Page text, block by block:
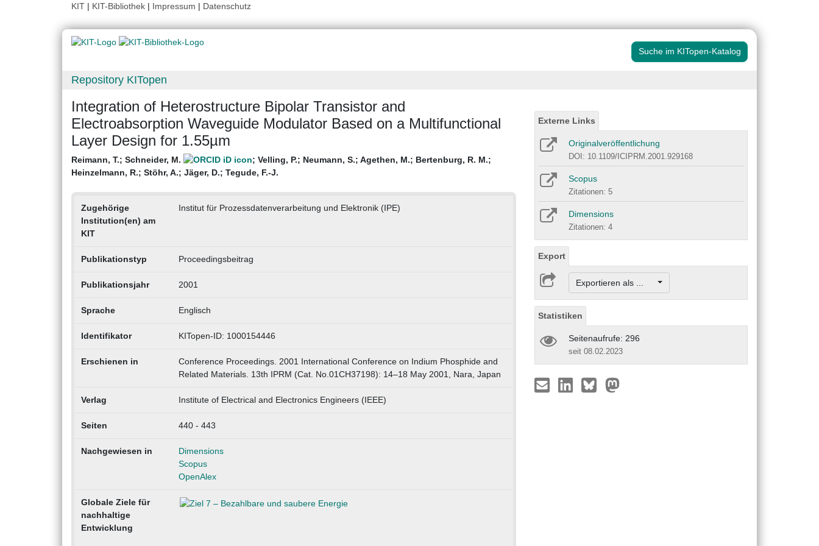
KIT | KIT-Bibliothek | Impressum | Datenschutz
Suche im KITopen-Katalog
Repository KITopen
Integration of Heterostructure Bipolar Transistor and
Electroabsorption Waveguide Modulator Based on a Multifunctional
Layer Design for 1.55µm
Reimann, T.; Schneider, M. ; Velling, P.; Neumann, S.; Agethen, M.; Bertenburg, R. M.;
Heinzelmann, R.; Stöhr, A.; Jäger, D.; Tegude, F.-J.
Zugehörige
Institution(en) am
KIT
Institut für Prozessdatenverarbeitung und Elektronik (IPE)
Publikationstyp Proceedingsbeitrag
Publikationsjahr 2001
Sprache Englisch
Identifikator KITopen-ID: 1000154446
Erschienen in
Conference Proceedings. 2001 International Conference on Indium Phosphide and
Related Materials. 13th IPRM (Cat. No.01CH37198): 14–18 May 2001, Nara, Japan
Verlag Institute of Electrical and Electronics Engineers (IEEE)
Seiten 440 - 443
Nachgewiesen in
Dimensions
Scopus
OpenAlex
Globale Ziele für
nachhaltige
Entwicklung
Externe Links
Originalveröffentlichung
DOI: 10.1109/ICIPRM.2001.929168
Scopus
Zitationen: 5
Dimensions
Zitationen: 4
Export
Exportieren als ...
Statistiken
Seitenaufrufe: 296
seit 08.02.2023